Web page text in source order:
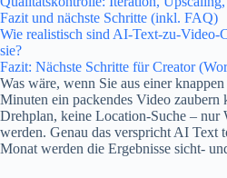
Fazit und nächste Schritte (inkl. FAQ)
Wie realistisch sind AI-Text-zu-Video-
sie?
Fazit: Nächste Schritte für Creator
Was wäre, wenn Sie aus einer
Minuten ein packendes Video
Drehplan, keine Location-Suche – nur
werden. Genau das verspricht AI
Monat werden die Ergebnisse sicht-